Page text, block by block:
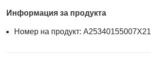
Информация за продукта
Номер на продукт: A25340155007X21